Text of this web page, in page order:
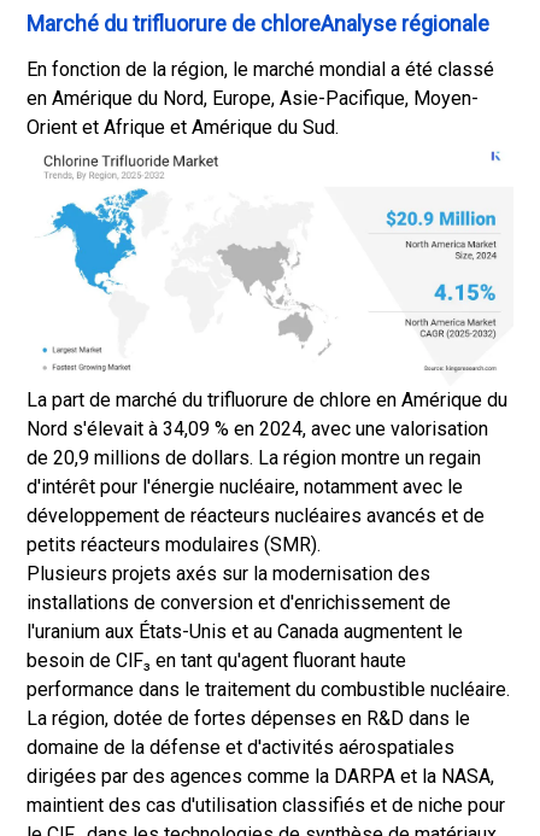
Marché du trifluorure de chloreAnalyse régionale
En fonction de la région, le marché mondial a été classé
en Amérique du Nord, Europe, Asie-Pacifique, Moyen-
Orient et Afrique et Amérique du Sud.
La part de marché du trifluorure de chlore en Amérique du
Nord s'élevait à 34,09 % en 2024, avec une valorisation
de 20,9 millions de dollars. La région montre un regain
d'intérêt pour l'énergie nucléaire, notamment avec le
développement de réacteurs nucléaires avancés et de
petits réacteurs modulaires (SMR).
Plusieurs projets axés sur la modernisation des
installations de conversion et d'enrichissement de
l'uranium aux États-Unis et au Canada augmentent le
besoin de ClF₃ en tant qu'agent fluorant haute
performance dans le traitement du combustible nucléaire.
La région, dotée de fortes dépenses en R&D dans le
domaine de la défense et d'activités aérospatiales
dirigées par des agences comme la DARPA et la NASA,
maintient des cas d'utilisation classifiés et de niche pour